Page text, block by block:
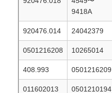
9418A
920476.014 24042379
0501216208 10265014
408.993 0501216209
011602013 0501210194